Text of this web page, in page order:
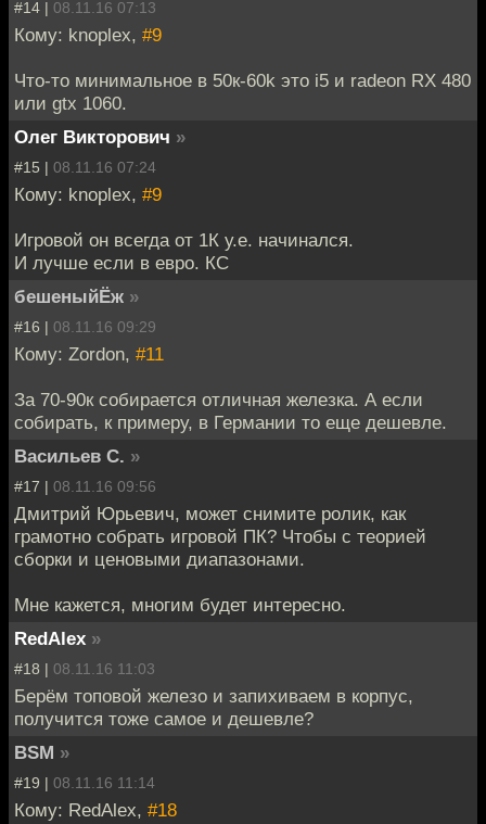
#14 | 08.11.16 07:13
Кому: knoplex, #9
Что-то минимальное в 50к-60k это i5 и radeon RX 480
или gtx 1060.
Олег Викторович »
#15 | 08.11.16 07:24
Кому: knoplex, #9
Игровой он всегда от 1К у.е. начинался.
И лучше если в евро. КС
бешеныйЁж »
#16 | 08.11.16 09:29
Кому: Zordon, #11
За 70-90к собирается отличная железка. А если
собирать, к примеру, в Германии то еще дешевле.
Васильев С. »
#17 | 08.11.16 09:56
Дмитрий Юрьевич, может снимите ролик, как
грамотно собрать игровой ПК? Чтобы с теорией
сборки и ценовыми диапазонами.
Мне кажется, многим будет интересно.
RedAlex »
#18 | 08.11.16 11:03
Берём топовой железо и запихиваем в корпус,
получится тоже самое и дешевле?
BSM »
#19 | 08.11.16 11:14
Кому: RedAlex, #18